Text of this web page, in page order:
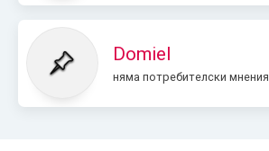
Domiel
няма потребителски мнения